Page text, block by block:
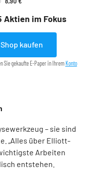
Aktien im Fokus
kaufen
Sie gekaufte E-Paper in IhremKonto
– sie sind
„Alles über Elliott-
Arbeiten
entstehen.